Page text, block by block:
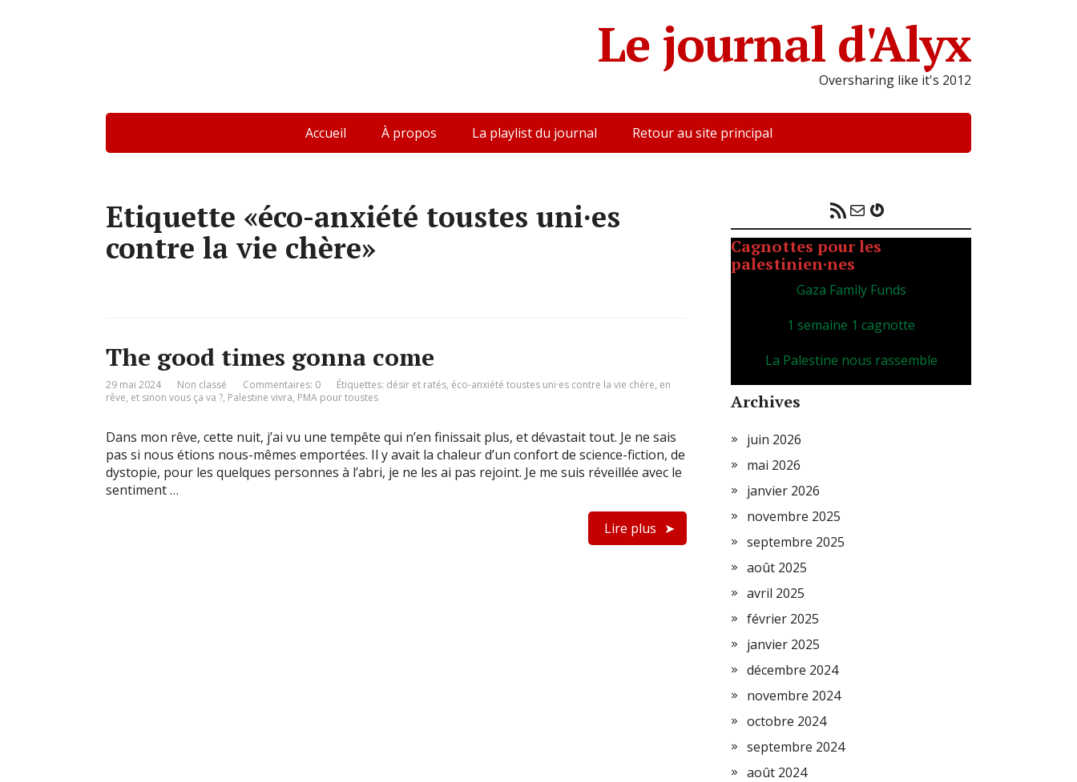
Le journal d'Alyx
Oversharing like it's 2012
Accueil À propos La playlist du journal Retour au site principal
Etiquette «éco-anxiété toustes uni·es
contre la vie chère»
The good times gonna come
29 mai 2024 Non classé Commentaires: 0 Étiquettes: désir et ratés, éco-anxiété toustes uni·es contre la vie chère, en
rêve, et sinon vous ça va ?, Palestine vivra, PMA pour toustes
Dans mon rêve, cette nuit, j’ai vu une tempête qui n’en finissait plus, et dévastait tout. Je ne sais
pas si nous étions nous-mêmes emportées. Il y avait la chaleur d’un confort de science-fiction, de
dystopie, pour les quelques personnes à l’abri, je ne les ai pas rejoint. Je me suis réveillée avec le
sentiment …
Lire plus
Flux RSSE-mailGravatar
Cagnottes pour les
palestinien·nes
Gaza Family Funds
1 semaine 1 cagnotte
La Palestine nous rassemble
Archives
juin 2026
mai 2026
janvier 2026
novembre 2025
septembre 2025
août 2025
avril 2025
février 2025
janvier 2025
décembre 2024
novembre 2024
octobre 2024
septembre 2024
août 2024